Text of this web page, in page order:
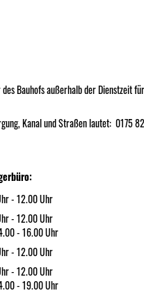
Bauhofs außerhalb der Dienstzeit
Kanal und Straßen lautet: 0175
- 12.00 Uhr
- 12.00 Uhr
- 16.00 Uhr
- 12.00 Uhr
- 12.00 Uhr
- 19.00 Uhr